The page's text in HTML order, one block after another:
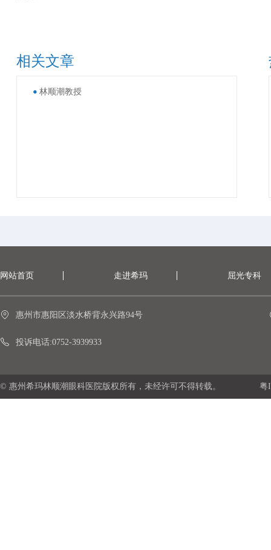
相关文章
林顺潮教授
网站首页 走进希玛 屈光专科
惠州市惠阳区淡水桥背永兴路94号
投诉电话:0752-3939933
© 惠州希玛林顺潮眼科医院版权所有，未经许可不得转载。 粤